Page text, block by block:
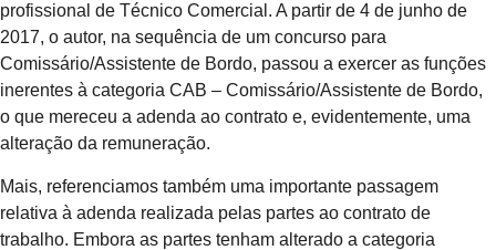
profissional de Técnico Comercial. A partir de 4 de junho de
2017, o autor, na sequência de um concurso para
Comissário/Assistente de Bordo, passou a exercer as funções
inerentes à categoria CAB – Comissário/Assistente de Bordo,
o que mereceu a adenda ao contrato e, evidentemente, uma
alteração da remuneração.
Mais, referenciamos também uma importante passagem
relativa à adenda realizada pelas partes ao contrato de
trabalho. Embora as partes tenham alterado a categoria